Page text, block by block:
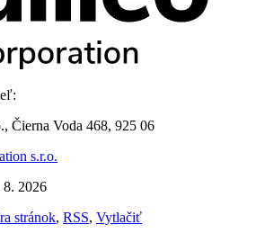
Čierna Voda 468, 925 06
s.r.o.
8. 2026
stránok, RSS, Vytlačiť